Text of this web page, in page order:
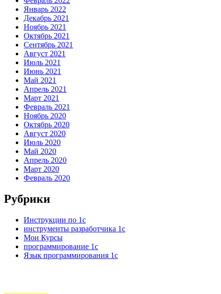
Январь 2022
Декабрь 2021
Ноябрь 2021
Октябрь 2021
Сентябрь 2021
Август 2021
Июль 2021
Июнь 2021
Май 2021
Апрель 2021
Март 2021
Февраль 2021
Ноябрь 2020
Октябрь 2020
Август 2020
Июль 2020
Май 2020
Апрель 2020
Март 2020
Февраль 2020
Рубрики
Инструкции по 1с
инструменты разработчика 1с
Мои Курсы
программирование 1с
Язык программирования 1с